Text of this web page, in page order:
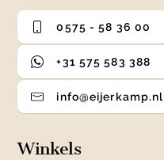
0575 - 58 36 00
+31 575 583 388
info@eijerkamp.nl
Winkels